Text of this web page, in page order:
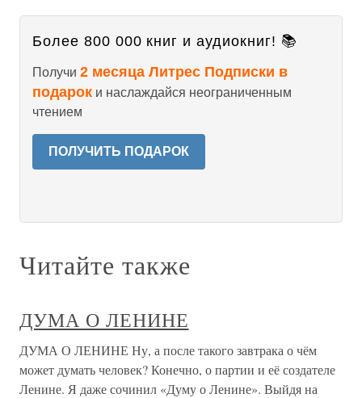
Более 800 000 книг и аудиокниг! 📚
Получи 2 месяца Литрес Подписки в
подарок и наслаждайся неограниченным
чтением
ПОЛУЧИТЬ ПОДАРОК
Читайте также
ДУМА О ЛЕНИНЕ
ДУМА О ЛЕНИНЕ Ну, а после такого завтрака о чём
может думать человек? Конечно, о партии и её создателе
Ленине. Я даже сочинил «Думу о Ленине». Выйдя на